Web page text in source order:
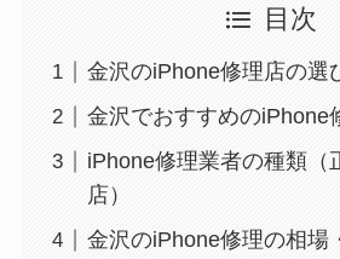
目次
金沢のiPhone修理店の選
金沢でおすすめのiPhone
iPhone修理業者の種類（
店）
金沢のiPhone修理の相場